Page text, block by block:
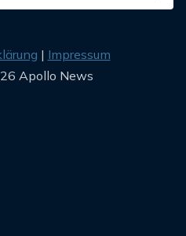
Impressum
Apollo News